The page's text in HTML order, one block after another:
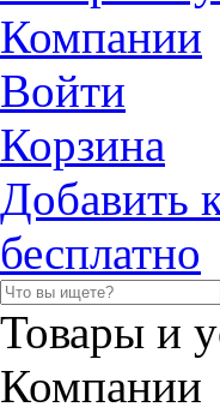
Компании
Войти
Корзина
Добавить
бесплатно
Товары и
Компании